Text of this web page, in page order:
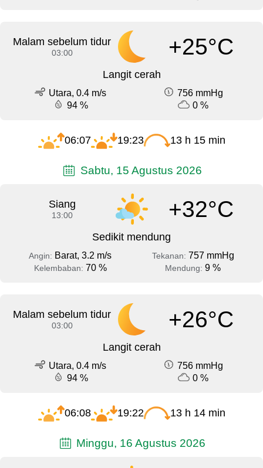
Malam sebelum tidur
03:00 +25°C
Langit cerah
Utara, 0.4 m/s
756 mmHg
94 %
0 %
06:07 19:23 13 h 15 min
Sabtu, 15 Agustus 2026
Siang
13:00 +32°C
Sedikit mendung
Angin: Barat, 3.2 m/s Tekanan: 757 mmHg
Kelembaban: 70 % Mendung: 9 %
Malam sebelum tidur
03:00 +26°C
Langit cerah
Utara, 0.4 m/s
756 mmHg
94 %
0 %
06:08 19:22 13 h 14 min
Minggu, 16 Agustus 2026